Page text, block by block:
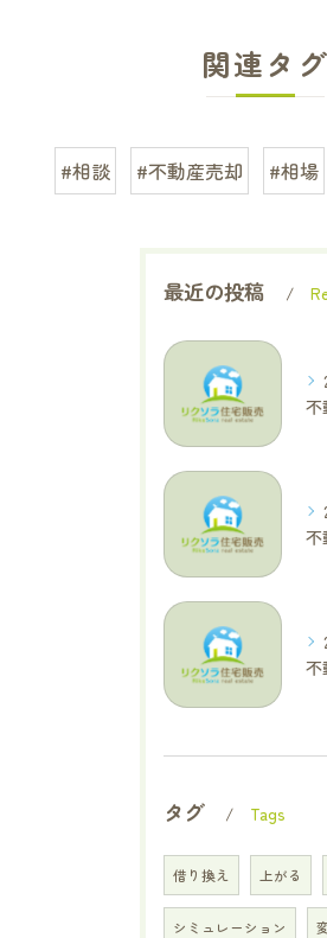
関連タグ
#相談 #不動産売却 #相場
最近の投稿
タグ Tags
借り換え 上がる
シミュレーション